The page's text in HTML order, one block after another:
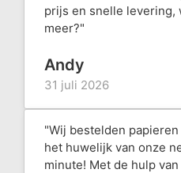
prijs en snelle levering,
meer?"
Andy
31 juli 2026
"Wij bestelden
het huwelijk van onze
minute! Met de hulp van